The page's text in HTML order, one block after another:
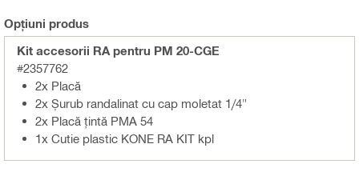
Opțiuni produs
Kit accesorii RA pentru PM 20-CGE
#2357762
2x Placă
2x Șurub randalinat cu cap moletat 1/4"
2x Placă țintă PMA 54
1x Cutie plastic KONE RA KIT kpl